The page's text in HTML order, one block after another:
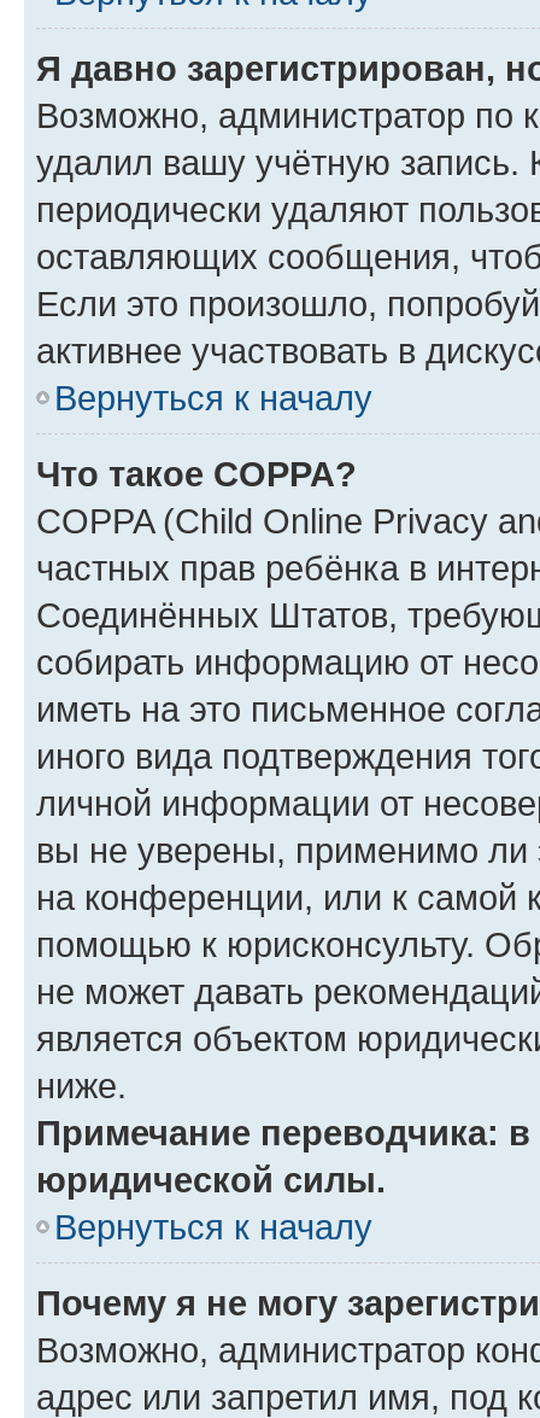
Я давно зарегистрирован,
Возможно, администратор по
удалил вашу учётную запись.
периодически удаляют
оставляющих сообщения,
Если это произошло,
активнее участвовать в
Вернуться к началу
Что такое COPPA?
COPPA (Child Online Privacy
частных прав ребёнка в
Соединённых Штатов,
собирать информацию от
иметь на это письменное
иного вида подтверждения
личной информации от
вы не уверены, применимо ли
на конференции, или к самой
помощью к юрисконсульту.
не может давать
является объектом
ниже.
Примечание переводчика:
юридической силы.
Вернуться к началу
Почему я не могу
Возможно, администратор
адрес или запретил имя, под